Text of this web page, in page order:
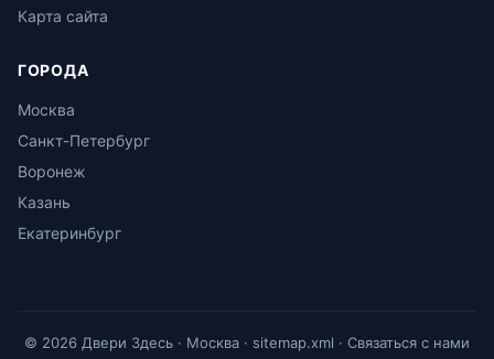
Карта сайта
ГОРОДА
Москва
Санкт-Петербург
Воронеж
Казань
Екатеринбург
© 2026 Двери Здесь · Москва · sitemap.xml · Связаться с нами